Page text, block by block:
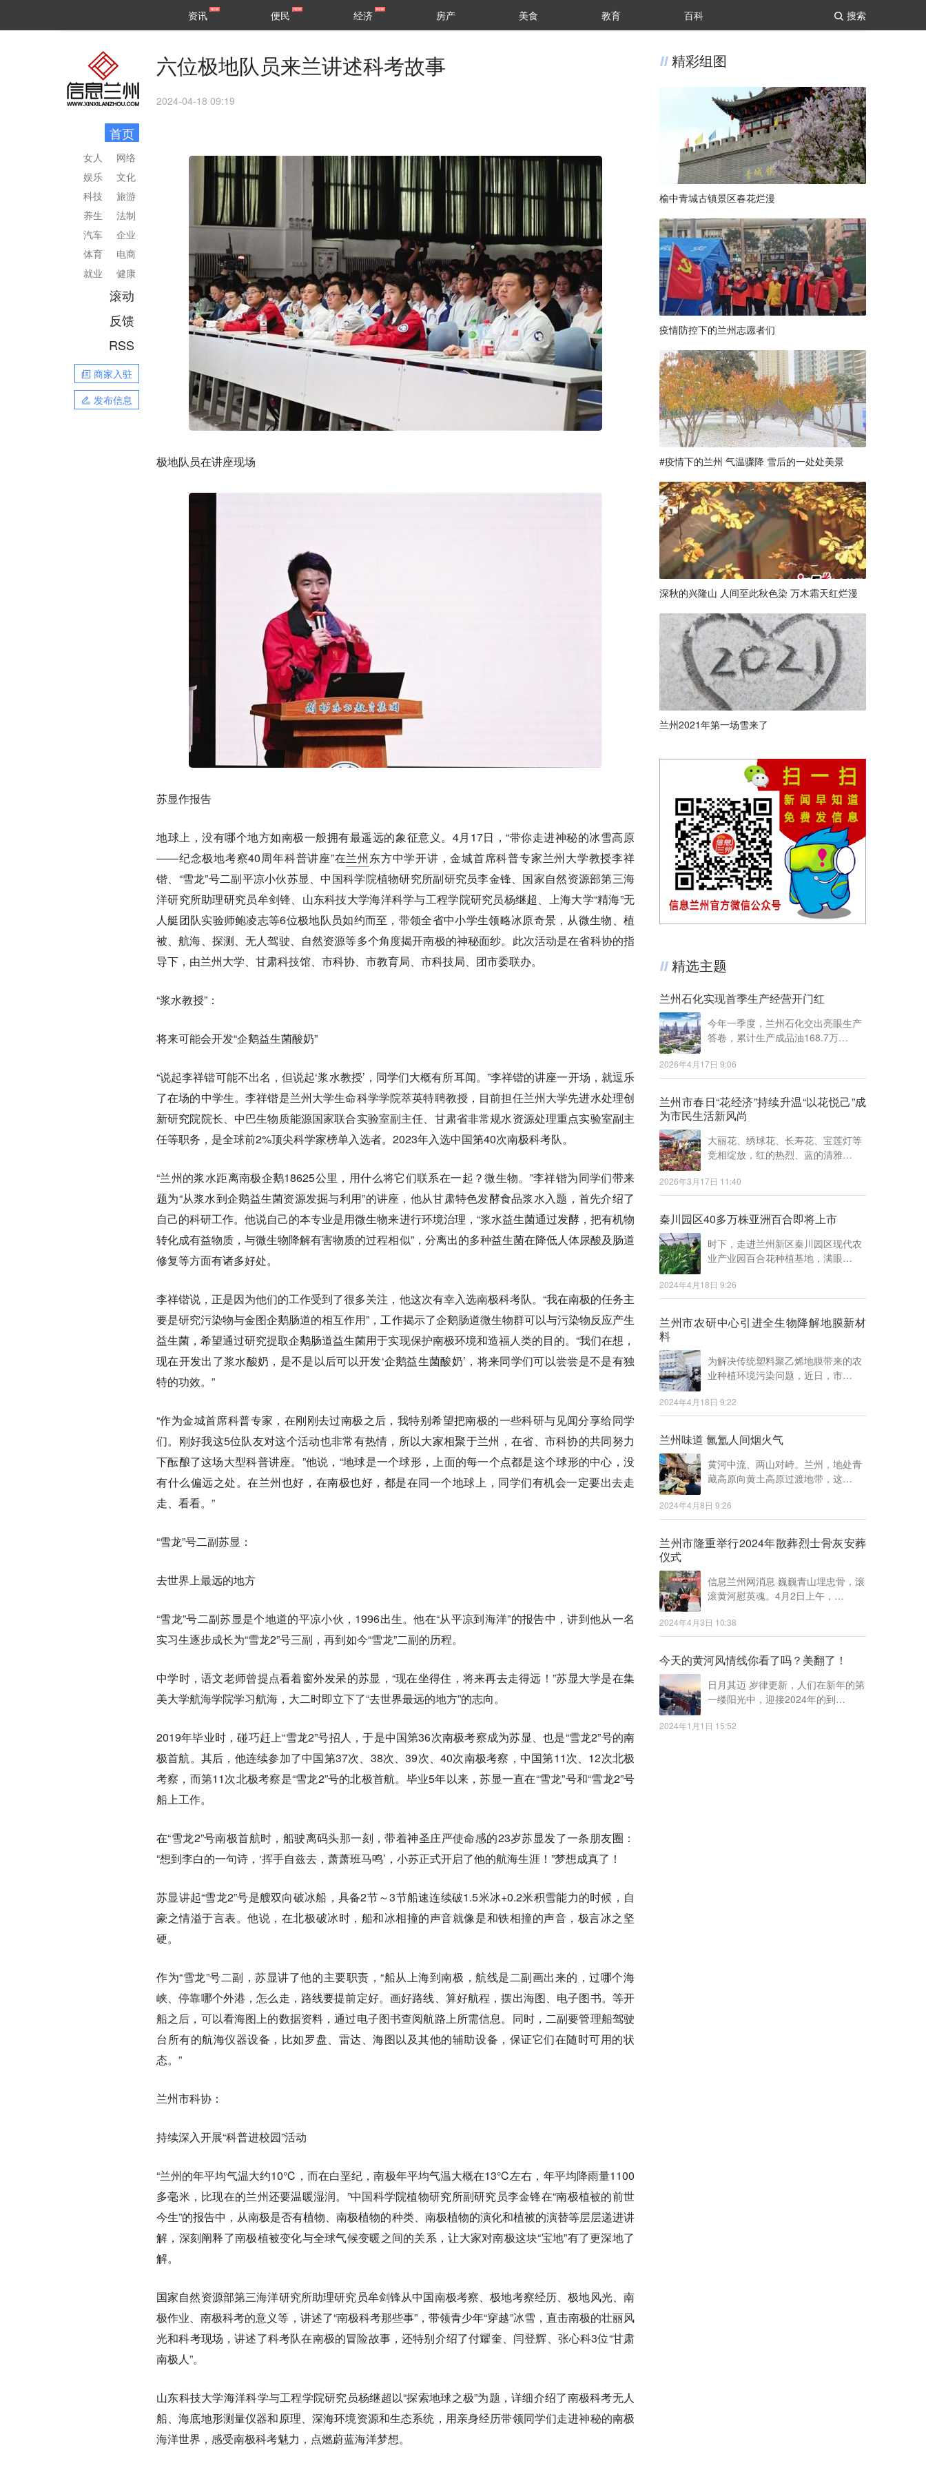
搜索
区县
资讯 便民 经济 房产 美食 教育 百科
首页
网络
文化
旅游
法制
企业
电商
健康
女人
娱乐
科技
养生
汽车
体育
就业
滚动
反馈
RSS
商家入驻
发布信息
六位极地队员来兰讲述科考故事
2024-04-18 09:19
极地队员在讲座现场
苏显作报告
地球上，没有哪个地方如南极一般拥有最遥远的象征意义。4月17日，“带你走进神秘的冰雪高原
——纪念极地考察40周年科普讲座”在兰州东方中学开讲，金城首席科普专家兰州大学教授李祥
锴、“雪龙”号二副平凉小伙苏显、中国科学院植物研究所副研究员李金锋、国家自然资源部第三海
洋研究所助理研究员牟剑锋、山东科技大学海洋科学与工程学院研究员杨继超、上海大学“精海”无
人艇团队实验师鲍凌志等6位极地队员如约而至，带领全省中小学生领略冰原奇景，从微生物、植
被、航海、探测、无人驾驶、自然资源等多个角度揭开南极的神秘面纱。此次活动是在省科协的指
导下，由兰州大学、甘肃科技馆、市科协、市教育局、市科技局、团市委联办。
“浆水教授”：
将来可能会开发“企鹅益生菌酸奶”
“说起李祥锴可能不出名，但说起‘浆水教授’，同学们大概有所耳闻。”李祥锴的讲座一开场，就逗乐
了在场的中学生。李祥锴是兰州大学生命科学学院萃英特聘教授，目前担任兰州大学先进水处理创
新研究院院长、中巴生物质能源国家联合实验室副主任、甘肃省非常规水资源处理重点实验室副主
任等职务，是全球前2%顶尖科学家榜单入选者。2023年入选中国第40次南极科考队。
“兰州的浆水距离南极企鹅18625公里，用什么将它们联系在一起？微生物。”李祥锴为同学们带来
题为“从浆水到企鹅益生菌资源发掘与利用”的讲座，他从甘肃特色发酵食品浆水入题，首先介绍了
自己的科研工作。他说自己的本专业是用微生物来进行环境治理，“浆水益生菌通过发酵，把有机物
转化成有益物质，与微生物降解有害物质的过程相似”，分离出的多种益生菌在降低人体尿酸及肠道
修复等方面有诸多好处。
李祥锴说，正是因为他们的工作受到了很多关注，他这次有幸入选南极科考队。“我在南极的任务主
要是研究污染物与金图企鹅肠道的相互作用”，工作揭示了企鹅肠道微生物群可以与污染物反应产生
益生菌，希望通过研究提取企鹅肠道益生菌用于实现保护南极环境和造福人类的目的。“我们在想，
现在开发出了浆水酸奶，是不是以后可以开发‘企鹅益生菌酸奶’，将来同学们可以尝尝是不是有独
特的功效。”
“作为金城首席科普专家，在刚刚去过南极之后，我特别希望把南极的一些科研与见闻分享给同学
们。刚好我这5位队友对这个活动也非常有热情，所以大家相聚于兰州，在省、市科协的共同努力
下酝酿了这场大型科普讲座。”他说，“地球是一个球形，上面的每一个点都是这个球形的中心，没
有什么偏远之处。在兰州也好，在南极也好，都是在同一个地球上，同学们有机会一定要出去走
走、看看。”
“雪龙”号二副苏显：
去世界上最远的地方
“雪龙”号二副苏显是个地道的平凉小伙，1996出生。他在“从平凉到海洋”的报告中，讲到他从一名
实习生逐步成长为“雪龙2”号三副，再到如今“雪龙”二副的历程。
中学时，语文老师曾提点看着窗外发呆的苏显，“现在坐得住，将来再去走得远！”苏显大学是在集
美大学航海学院学习航海，大二时即立下了“去世界最远的地方”的志向。
2019年毕业时，碰巧赶上“雪龙2”号招人，于是中国第36次南极考察成为苏显、也是“雪龙2”号的南
极首航。其后，他连续参加了中国第37次、38次、39次、40次南极考察，中国第11次、12次北极
考察，而第11次北极考察是“雪龙2”号的北极首航。毕业5年以来，苏显一直在“雪龙”号和“雪龙2”号
船上工作。
在“雪龙2”号南极首航时，船驶离码头那一刻，带着神圣庄严使命感的23岁苏显发了一条朋友圈：
“想到李白的一句诗，‘挥手自兹去，萧萧班马鸣’，小苏正式开启了他的航海生涯！”梦想成真了！
苏显讲起“雪龙2”号是艘双向破冰船，具备2节～3节船速连续破1.5米冰+0.2米积雪能力的时候，自
豪之情溢于言表。他说，在北极破冰时，船和冰相撞的声音就像是和铁相撞的声音，极言冰之坚
硬。
作为“雪龙”号二副，苏显讲了他的主要职责，“船从上海到南极，航线是二副画出来的，过哪个海
峡、停靠哪个外港，怎么走，路线要提前定好。画好路线、算好航程，摆出海图、电子图书。等开
船之后，可以看海图上的数据资料，通过电子图书查阅航路上所需信息。同时，二副要管理船驾驶
台所有的航海仪器设备，比如罗盘、雷达、海图以及其他的辅助设备，保证它们在随时可用的状
态。”
兰州市科协：
持续深入开展“科普进校园”活动
“兰州的年平均气温大约10℃，而在白垩纪，南极年平均气温大概在13℃左右，年平均降雨量1100
多毫米，比现在的兰州还要温暖湿润。”中国科学院植物研究所副研究员李金锋在“南极植被的前世
今生”的报告中，从南极是否有植物、南极植物的种类、南极植物的演化和植被的演替等层层递进讲
解，深刻阐释了南极植被变化与全球气候变暖之间的关系，让大家对南极这块“宝地”有了更深地了
解。
国家自然资源部第三海洋研究所助理研究员牟剑锋从中国南极考察、极地考察经历、极地风光、南
极作业、南极科考的意义等，讲述了“南极科考那些事”，带领青少年“穿越”冰雪，直击南极的壮丽风
光和科考现场，讲述了科考队在南极的冒险故事，还特别介绍了付耀奎、闫登辉、张心科3位“甘肃
南极人”。
山东科技大学海洋科学与工程学院研究员杨继超以“探索地球之极”为题，详细介绍了南极科考无人
船、海底地形测量仪器和原理、深海环境资源和生态系统，用亲身经历带领同学们走进神秘的南极
海洋世界，感受南极科考魅力，点燃蔚蓝海洋梦想。
精彩组图
榆中青城古镇景区春花烂漫
疫情防控下的兰州志愿者们
#疫情下的兰州 气温骤降 雪后的一处处美景
深秋的兴隆山 人间至此秋色染 万木霜天红烂漫
兰州2021年第一场雪来了
精选主题
兰州石化实现首季生产经营开门红
今年一季度，兰州石化交出亮眼生产
答卷，累计生产成品油168.7万…
2026年4月17日 9:06
兰州市春日“花经济”持续升温“以花悦己”成
为市民生活新风尚
大丽花、绣球花、长寿花、宝莲灯等
竞相绽放，红的热烈、蓝的清雅…
2026年3月17日 11:40
秦川园区40多万株亚洲百合即将上市
时下，走进兰州新区秦川园区现代农
业产业园百合花种植基地，满眼…
2024年4月18日 9:26
兰州市农研中心引进全生物降解地膜新材
料
为解决传统塑料聚乙烯地膜带来的农
业种植环境污染问题，近日，市…
2024年4月18日 9:22
兰州味道 氤氲人间烟火气
黄河中流、两山对峙。兰州，地处青
藏高原向黄土高原过渡地带，这…
2024年4月8日 9:26
兰州市隆重举行2024年散葬烈士骨灰安葬
仪式
信息兰州网消息 巍巍青山埋忠骨，滚
滚黄河慰英魂。4月2日上午，…
2024年4月3日 10:38
今天的黄河风情线你看了吗？美翻了！
日月其迈 岁律更新，人们在新年的第
一缕阳光中，迎接2024年的到…
2024年1月1日 15:52